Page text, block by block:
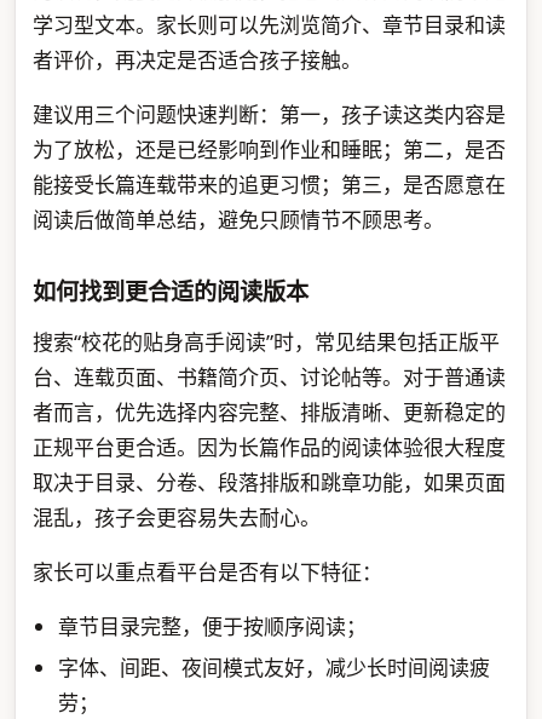
学习型文本。家长则可以先浏览简介、章节目录和读
者评价，再决定是否适合孩子接触。
建议用三个问题快速判断：第一，孩子读这类内容是
为了放松，还是已经影响到作业和睡眠；第二，是否
能接受长篇连载带来的追更习惯；第三，是否愿意在
阅读后做简单总结，避免只顾情节不顾思考。
如何找到更合适的阅读版本
搜索“校花的贴身高手阅读”时，常见结果包括正版平
台、连载页面、书籍简介页、讨论帖等。对于普通读
者而言，优先选择内容完整、排版清晰、更新稳定的
正规平台更合适。因为长篇作品的阅读体验很大程度
取决于目录、分卷、段落排版和跳章功能，如果页面
混乱，孩子会更容易失去耐心。
家长可以重点看平台是否有以下特征：
章节目录完整，便于按顺序阅读；
字体、间距、夜间模式友好，减少长时间阅读疲
劳；